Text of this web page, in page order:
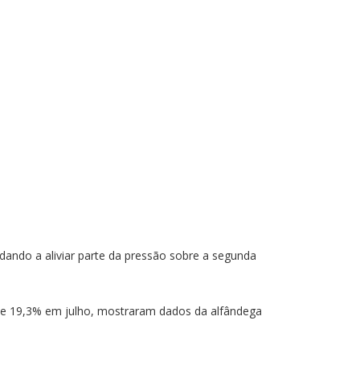
a aliviar parte da pressão sobre a segunda
em julho, mostraram dados da alfândega